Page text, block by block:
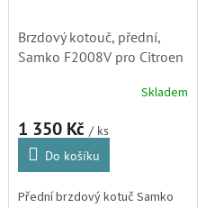
Brzdový kotouč, přední,
Samko F2008V pro Citroen
Skladem
1 350 Kč / ks
Do košíku
Přední brzdový kotuč Samko